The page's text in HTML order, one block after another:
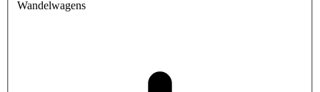
Wandelwagens